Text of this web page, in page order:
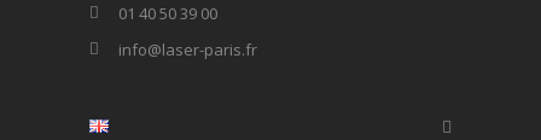
01 40 50 39 00
info@laser-paris.fr